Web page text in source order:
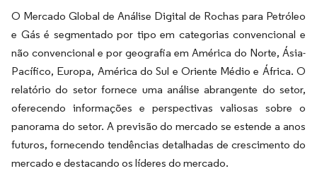
O Mercado Global de Análise Digital de Rochas para Petróleo
e Gás é segmentado por tipo em categorias convencional e
não convencional e por geografia em América do Norte, Ásia-
Pacífico, Europa, América do Sul e Oriente Médio e África. O
relatório do setor fornece uma análise abrangente do setor,
oferecendo informações e perspectivas valiosas sobre o
panorama do setor. A previsão do mercado se estende a anos
futuros, fornecendo tendências detalhadas de crescimento do
mercado e destacando os líderes do mercado.